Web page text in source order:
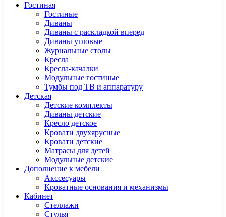
Гостиная
Гостиные
Диваны
Диваны с раскладкой вперед
Диваны угловые
Журнальные столы
Кресла
Кресла-качалки
Модульные гостиные
Тумбы под ТВ и аппаратуру
Детская
Детские комплекты
Диваны детские
Кресло детское
Кровати двухярусные
Кровати детские
Матрасы для детей
Модульные детские
Дополнение к мебели
Акссесуары
Кроватные основания и механизмы
Кабинет
Cтеллажи
Cтулья